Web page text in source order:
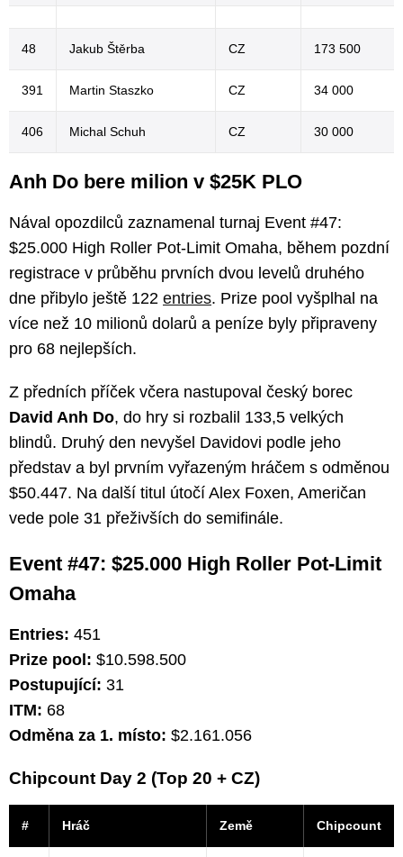
48 Jakub Štěrba CZ 173 500
391 Martin Staszko CZ 34 000
406 Michal Schuh CZ 30 000
Anh Do bere milion v $25K PLO
Nával opozdilců zaznamenal turnaj Event #47:
$25.000 High Roller Pot-Limit Omaha, během pozdní
registrace v průběhu prvních dvou levelů druhého
dne přibylo ještě 122 entries. Prize pool vyšplhal na
více než 10 milionů dolarů a peníze byly připraveny
pro 68 nejlepších.
Z předních příček včera nastupoval český borec
David Anh Do, do hry si rozbalil 133,5 velkých
blindů. Druhý den nevyšel Davidovi podle jeho
představ a byl prvním vyřazeným hráčem s odměnou
$50.447. Na další titul útočí Alex Foxen, Američan
vede pole 31 přeživších do semifinále.
Event #47: $25.000 High Roller Pot-Limit
Omaha
Entries: 451
Prize pool: $10.598.500
Postupující: 31
ITM: 68
Odměna za 1. místo: $2.161.056
Chipcount Day 2 (Top 20 + CZ)
# Hráč Země Chipcount